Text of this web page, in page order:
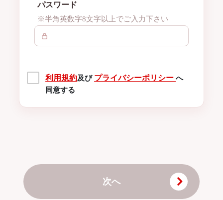
パスワード
※半角英数字8文字以上でご入力下さい
利用規約及び プライバシーポリシーへ
同意する
次へ